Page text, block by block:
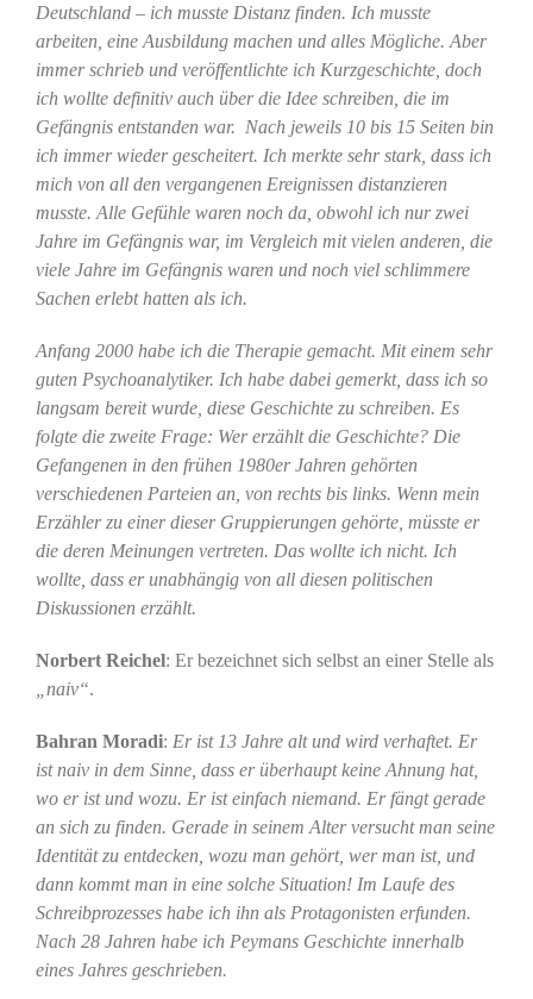
Deutschland – ich musste Distanz finden. Ich musste
arbeiten, eine Ausbildung machen und alles Mögliche. Aber
immer schrieb und veröffentlichte ich Kurzgeschichte, doch
ich wollte definitiv auch über die Idee schreiben, die im
Gefängnis entstanden war. Nach jeweils 10 bis 15 Seiten bin
ich immer wieder gescheitert. Ich merkte sehr stark, dass ich
mich von all den vergangenen Ereignissen distanzieren
musste. Alle Gefühle waren noch da, obwohl ich nur zwei
Jahre im Gefängnis war, im Vergleich mit vielen anderen, die
viele Jahre im Gefängnis waren und noch viel schlimmere
Sachen erlebt hatten als ich.
Anfang 2000 habe ich die Therapie gemacht. Mit einem sehr
guten Psychoanalytiker. Ich habe dabei gemerkt, dass ich so
langsam bereit wurde, diese Geschichte zu schreiben. Es
folgte die zweite Frage: Wer erzählt die Geschichte? Die
Gefangenen in den frühen 1980er Jahren gehörten
verschiedenen Parteien an, von rechts bis links. Wenn mein
Erzähler zu einer dieser Gruppierungen gehörte, müsste er
die deren Meinungen vertreten. Das wollte ich nicht. Ich
wollte, dass er unabhängig von all diesen politischen
Diskussionen erzählt.
Norbert Reichel: Er bezeichnet sich selbst an einer Stelle als
„naiv“.
Bahran Moradi: Er ist 13 Jahre alt und wird verhaftet. Er
ist naiv in dem Sinne, dass er überhaupt keine Ahnung hat,
wo er ist und wozu. Er ist einfach niemand. Er fängt gerade
an sich zu finden. Gerade in seinem Alter versucht man seine
Identität zu entdecken, wozu man gehört, wer man ist, und
dann kommt man in eine solche Situation! Im Laufe des
Schreibprozesses habe ich ihn als Protagonisten erfunden.
Nach 28 Jahren habe ich Peymans Geschichte innerhalb
eines Jahres geschrieben.